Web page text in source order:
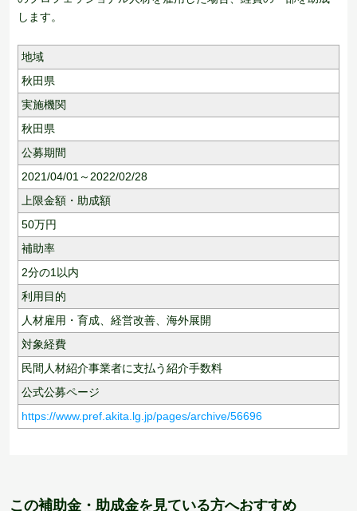
します。
地域
秋田県
実施機関
秋田県
公募期間
2021/04/01～2022/02/28
上限金額・助成額
50万円
補助率
2分の1以内
利用目的
人材雇用・育成、 経営改善、 海外展開
対象経費
民間人材紹介事業者に支払う紹介手数料
公式公募ページ
https://www.pref.akita.lg.jp/pages/archive/56696
この補助金・助成金を見ている方へおすすめ